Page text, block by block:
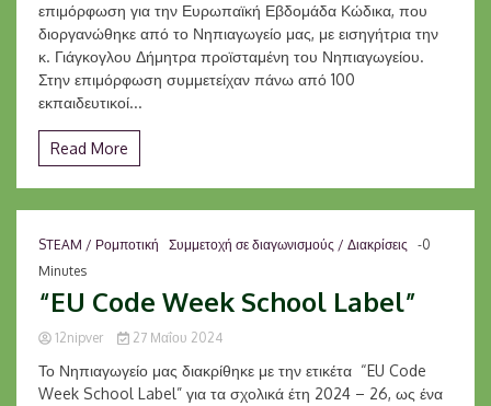
επιμόρφωση για την Ευρωπαϊκή Εβδομάδα Κώδικα, που
διοργανώθηκε από το Νηπιαγωγείο μας, με εισηγήτρια την
κ. Γιάγκογλου Δήμητρα προϊσταμένη του Νηπιαγωγείου.
Στην επιμόρφωση συμμετείχαν πάνω από 100
εκπαιδευτικοί...
Read More
STEAM / Ρομποτική Συμμετοχή σε διαγωνισμούς / Διακρίσεις
-0
Minutes
“EU Code Week School Label”
12nipver 27 Μαΐου 2024
Το Νηπιαγωγείο μας διακρίθηκε με την ετικέτα “EU Code
Week School Label” για τα σχολικά έτη 2024 – 26, ως ένα